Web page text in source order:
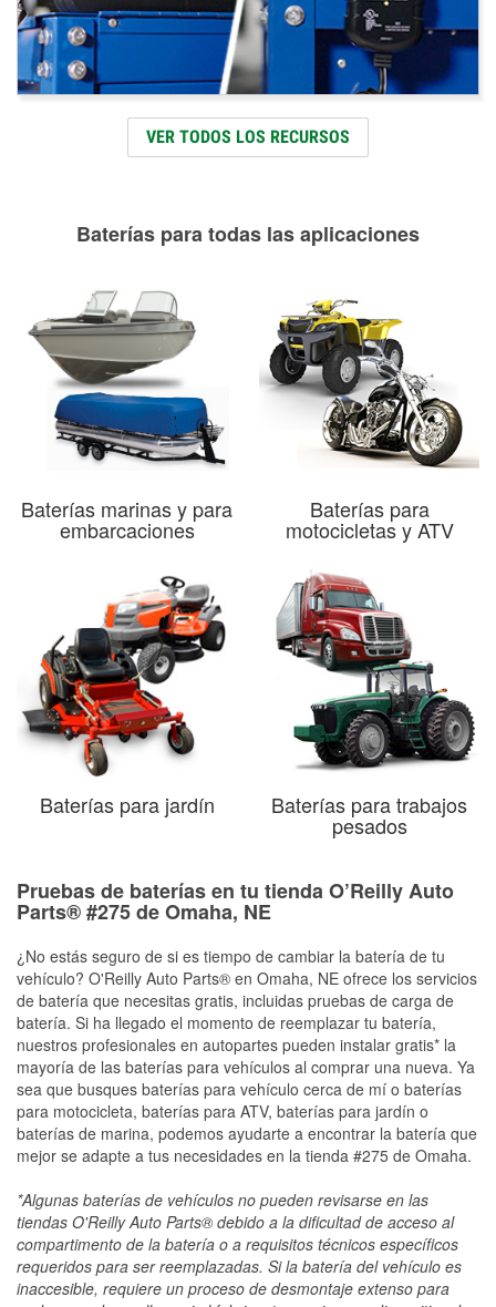
VER TODOS LOS RECURSOS
Baterías para todas las aplicaciones
Baterías marinas y para
embarcaciones
Baterías para
motocicletas y ATV
Baterías para jardín Baterías para trabajos
pesados
Pruebas de baterías en tu tienda O’Reilly Auto
Parts® #275 de Omaha, NE
¿No estás seguro de si es tiempo de cambiar la batería de tu
vehículo? O'Reilly Auto Parts® en Omaha, NE ofrece los servicios
de batería que necesitas gratis, incluidas pruebas de carga de
batería. Si ha llegado el momento de reemplazar tu batería,
nuestros profesionales en autopartes pueden instalar gratis* la
mayoría de las baterías para vehículos al comprar una nueva. Ya
sea que busques baterías para vehículo cerca de mí o baterías
para motocicleta, baterías para ATV, baterías para jardín o
baterías de marina, podemos ayudarte a encontrar la batería que
mejor se adapte a tus necesidades en la tienda #275 de Omaha.
*Algunas baterías de vehículos no pueden revisarse en las
tiendas O'Reilly Auto Parts® debido a la dificultad de acceso al
compartimento de la batería o a requisitos técnicos específicos
requeridos para ser reemplazadas. Si la batería del vehículo es
inaccesible, requiere un proceso de desmontaje extenso para